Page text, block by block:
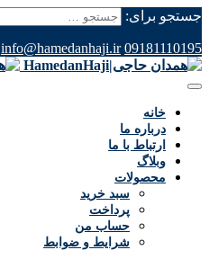
جستجو برای:
09181110195
info@hamedanhaji.ir
خانه
درباره ما
ارتباط با ما
وبلاگ
محصولات
سبد خرید
پرداخت
حساب من
شرایط و ضوابط